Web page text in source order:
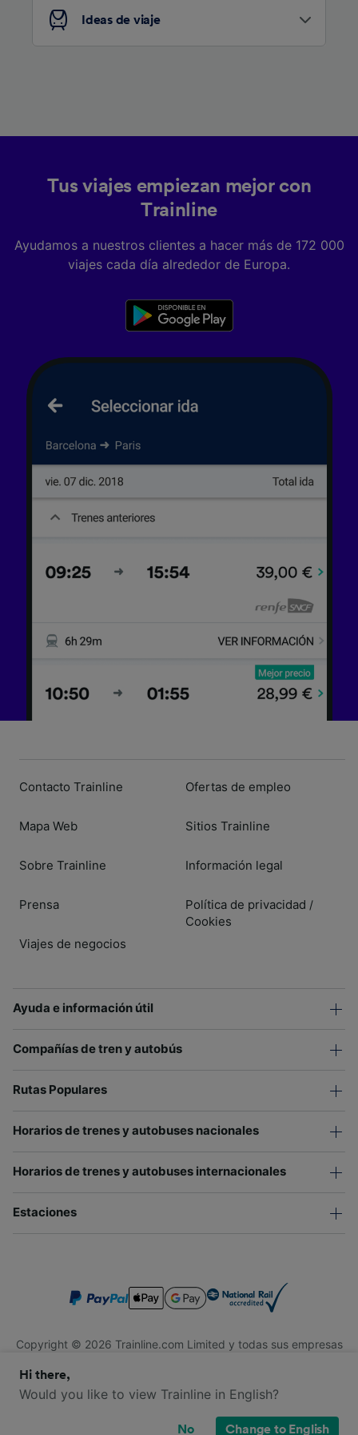
Ideas de viaje
Tus viajes empiezan mejor con
Trainline
Ayudamos a nuestros clientes a hacer más de 172 000
viajes cada día alrededor de Europa.
Contacto Trainline
Mapa Web
Sobre Trainline
Prensa
Viajes de negocios
Ofertas de empleo
Sitios Trainline
Información legal
Política de privacidad /
Cookies
Ayuda e información útil
Compañías de tren y autobús
Rutas Populares
Horarios de trenes y autobuses nacionales
Horarios de trenes y autobuses internacionales
Estaciones
Copyright © 2026 Trainline.com Limited y todas sus empresas
Trainline.com Limited está registrada en Inglaterra y Gales.
Compañía No. 3846791. Dirección: 1 Stonecutter St, Londres
Hi there,
Would you like to view Trainline in English?
No Change to English